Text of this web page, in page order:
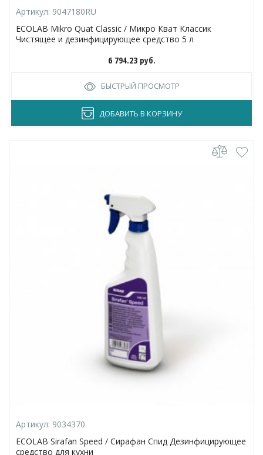
Артикул: 9047180RU
ECOLAB Mikro Quat Classic / Микро Кват Классик
Чистящее и дезинфицирующее средство 5 л
6 794.23 руб.
БЫСТРЫЙ ПРОСМОТР
ДОБАВИТЬ В КОРЗИНУ
Артикул: 9034370
ECOLAB Sirafan Speed / Сирафан Спид Дезинфицирующее
средство для кухни